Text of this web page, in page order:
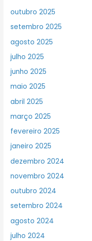
outubro 2025
setembro 2025
agosto 2025
julho 2025
junho 2025
maio 2025
abril 2025
março 2025
fevereiro 2025
janeiro 2025
dezembro 2024
novembro 2024
outubro 2024
setembro 2024
agosto 2024
julho 2024